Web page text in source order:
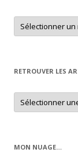
Retrouver
un
article
RETROUVER LES
Retrouver
les
articles
MON NUAGE…